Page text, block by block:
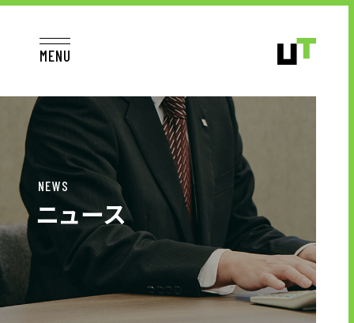
MENU
お仕事をお探しの方へ
はたらく人への想い
NEWS
ニュース